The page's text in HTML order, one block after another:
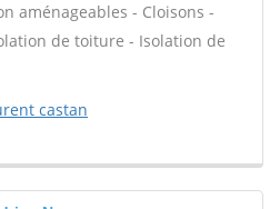
aménageables - Cloisons -
de toiture - Isolation de
castan